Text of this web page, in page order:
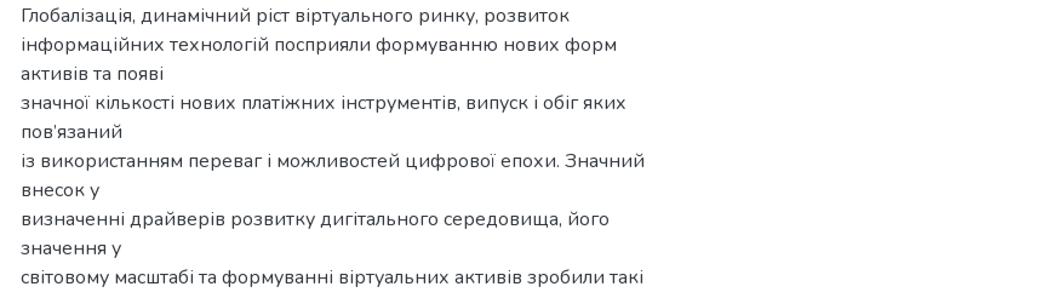
Глобалізація, динамічний ріст віртуального ринку, розвиток
інформаційних технологій посприяли формуванню нових форм
активів та появі
значної кількості нових платіжних інструментів, випуск і обіг яких
пов’язаний
із використанням переваг і можливостей цифрової епохи. Значний
внесок у
визначенні драйверів розвитку дигітального середовища, його
значення у
світовому масштабі та формуванні віртуальних активів зробили такі